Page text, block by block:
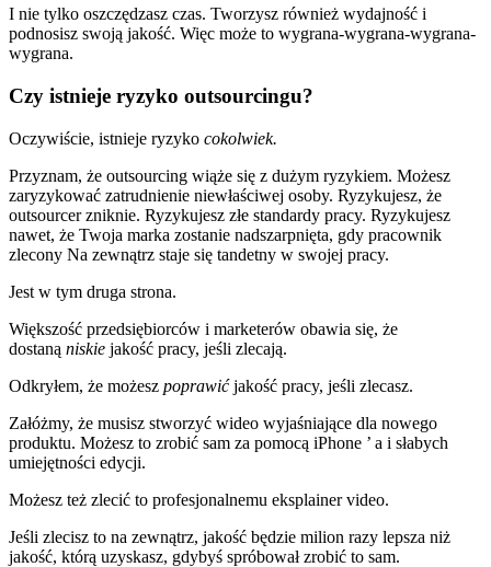
I nie tylko oszczędzasz czas. Tworzysz również wydajność i
podnosisz swoją jakość. Więc może to wygrana-wygrana-wygrana-
wygrana.
Czy istnieje ryzyko outsourcingu?
Oczywiście, istnieje ryzyko cokolwiek.
Przyznam, że outsourcing wiąże się z dużym ryzykiem. Możesz
zaryzykować zatrudnienie niewłaściwej osoby. Ryzykujesz, że
outsourcer zniknie. Ryzykujesz złe standardy pracy. Ryzykujesz
nawet, że Twoja marka zostanie nadszarpnięta, gdy pracownik
zlecony Na zewnątrz staje się tandetny w swojej pracy.
Jest w tym druga strona.
Większość przedsiębiorców i marketerów obawia się, że
dostaną niskie jakość pracy, jeśli zlecają.
Odkryłem, że możesz poprawićjakość pracy, jeśli zlecasz.
Załóżmy, że musisz stworzyć wideo wyjaśniające dla nowego
produktu. Możesz to zrobić sam za pomocą iPhone ’ a i słabych
umiejętności edycji.
Możesz też zlecić to profesjonalnemu eksplainer video.
Jeśli zlecisz to na zewnątrz, jakość będzie milion razy lepsza niż
jakość, którą uzyskasz, gdybyś spróbował zrobić to sam.